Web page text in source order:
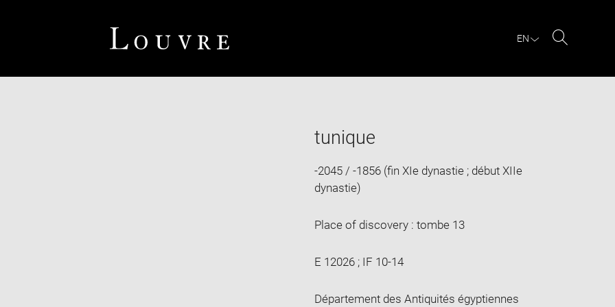
EN
tunique
-2045 / -1856 (fin XIe dynastie ; début XIIe
dynastie)
Place of discovery : tombe 13
E 12026 ; IF 10-14
Département des Antiquités égyptiennes